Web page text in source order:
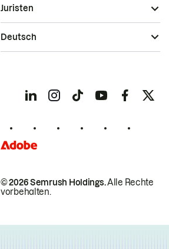
© 2026 Semrush Holdings.Alle Rechte
vorbehalten.
Juristen
Deutsch